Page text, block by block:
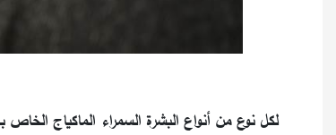
لكل نوع من أنواع البشرة السمراء الماكياج